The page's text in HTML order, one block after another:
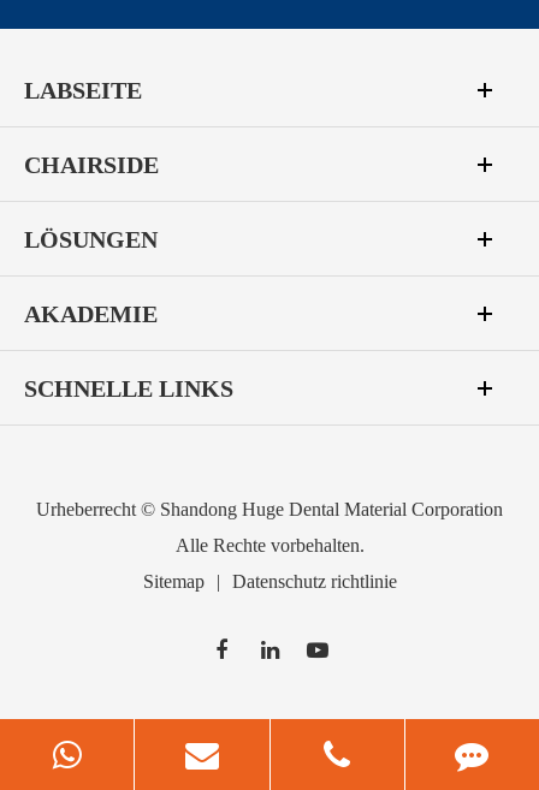
LABSEITE
CHAIRSIDE
LÖSUNGEN
AKADEMIE
SCHNELLE LINKS
Urheberrecht © Shandong Huge Dental Material Corporation
Alle Rechte vorbehalten.
Sitemap
| Datenschutz richtlinie